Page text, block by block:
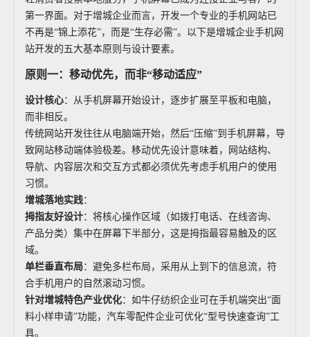
第一界面。对于增城企业而言，开发一个专业的手机网站已
不再是“锦上添花”，而是“生存必需”。以下是增城企业手机网
站开发的五大基本原则与设计要素。
原则一：移动优先，而非“移动适应”
设计核心：从手机屏幕开始设计，逐步扩展至平板和电脑，
而非相反。
传统网站开发往往从电脑端开始，然后“压缩”到手机屏幕，导
致网站移动端体验极差。移动优先设计意味着，网站结构、
导航、内容层次和交互方式都必须优先考虑手机用户的使用
习惯。
增城落地实践：
拇指友好设计：将核心操作区域（如拨打电话、在线咨询、
产品分类）集中在屏幕下半部分，这是拇指最容易触及的区
域。
单栏垂直布局：避免多栏布局，采用从上到下的信息流，符
合手机用户的自然滚动习惯。
针对增城特色产业优化：如牛仔纺织企业可在手机端突出“面
料小样申请”功能，汽车零配件企业可优化“型号快速查询”工
具。